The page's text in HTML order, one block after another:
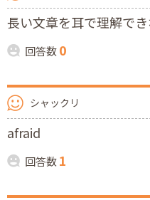
長い文章を耳で理解で
回答数0
シャックリ
afraid
回答数1